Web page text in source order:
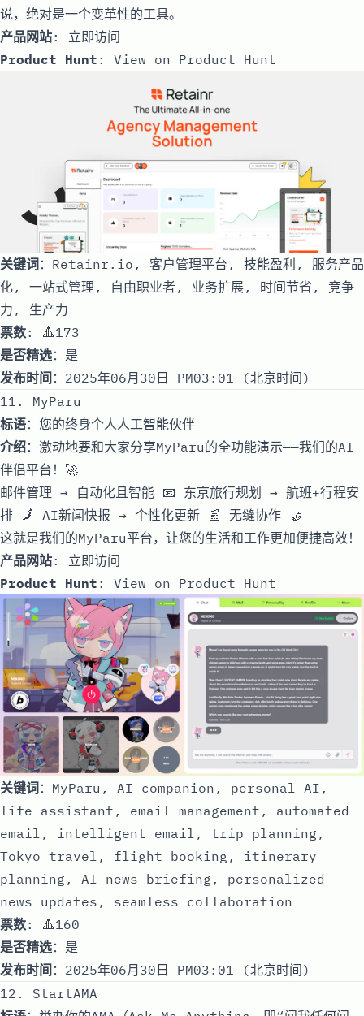
说，绝对是一个变革性的工具。
产品网站: 立即访问
Product Hunt : View on Product Hunt
关键词：Retainr.io, 客户管理平台, 技能盈利, 服务产品
化, 一站式管理, 自由职业者, 业务扩展, 时间节省, 竞争
力, 生产力
票数: 🔺173
是否精选：是
发布时间 ：2025年06月30日 PM03:01 (北京时间)
11. MyParu
标语：您的终身个人人工智能伙伴
介绍：激动地要和大家分享MyParu的全功能演示——我们的AI
伴侣平台！🚀
邮件管理 → 自动化且智能 📧 东京旅行规划 → 航班+行程安
排 🗾 AI新闻快报 → 个性化更新 📰 无缝协作 🤝
这就是我们的MyParu平台，让您的生活和工作更加便捷高效！
产品网站: 立即访问
Product Hunt : View on Product Hunt
关键词：MyParu, AI companion, personal AI,
life assistant, email management, automated
email, intelligent email, trip planning,
Tokyo travel, flight booking, itinerary
planning, AI news briefing, personalized
news updates, seamless collaboration
票数: 🔺160
是否精选：是
发布时间 ：2025年06月30日 PM03:01 (北京时间)
12. StartAMA